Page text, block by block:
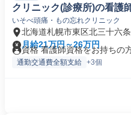
クリニック(診療所)の看護
いそべ頭痛・もの忘れクリニック
北海道札幌市東区北三十六
月給21万円～26万円
資格 看護師資格をお持ちの
通勤交通費全額支給 +3個